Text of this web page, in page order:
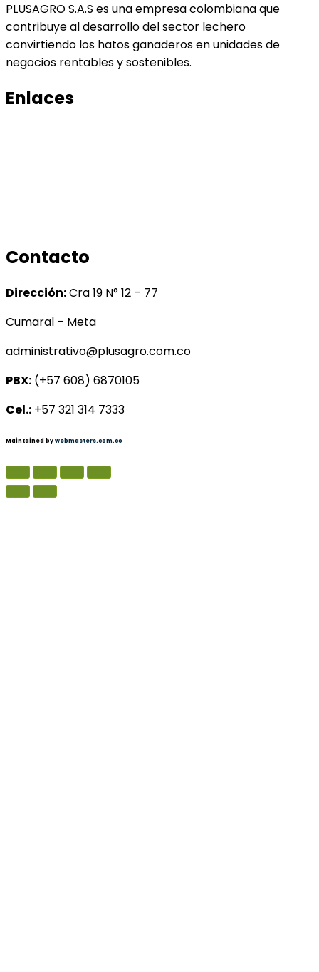
PLUSAGRO S.A.S es una empresa colombiana que
contribuye al desarrollo del sector lechero
convirtiendo los hatos ganaderos en unidades de
negocios rentables y sostenibles.
Enlaces
Contacto
Dirección:Cra 19 N° 12 – 77
Cumaral – Meta
administrativo@plusagro.com.co
PBX: (+57 608) 6870105
Cel.: +57 321 314 7333
Maintained bywebmasters.com.co